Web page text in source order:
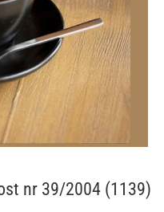
nr 39/2004 (1139)